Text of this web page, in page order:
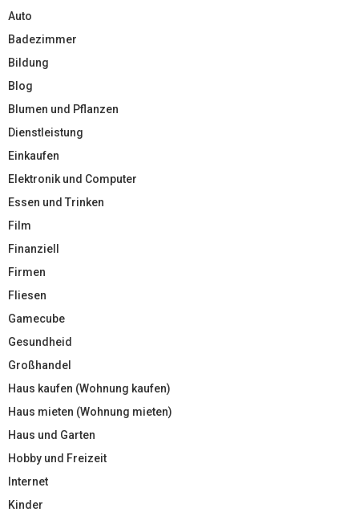
Auto
Badezimmer
Bildung
Blog
Blumen und Pflanzen
Dienstleistung
Einkaufen
Elektronik und Computer
Essen und Trinken
Film
Finanziell
Firmen
Fliesen
Gamecube
Gesundheid
Großhandel
Haus kaufen (Wohnung kaufen)
Haus mieten (Wohnung mieten)
Haus und Garten
Hobby und Freizeit
Internet
Kinder